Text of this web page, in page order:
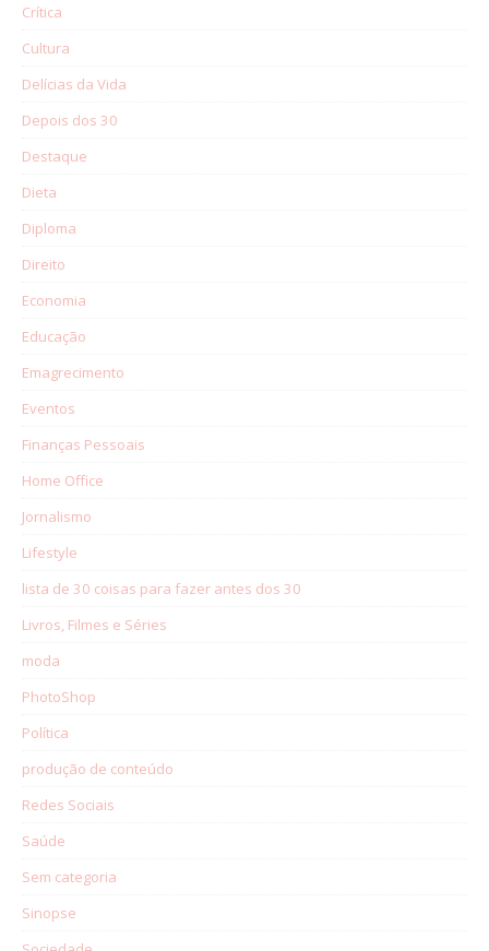
Crítica
Cultura
Delícias da Vida
Depois dos 30
Destaque
Dieta
Diploma
Direito
Economia
Educação
Emagrecimento
Eventos
Finanças Pessoais
Home Office
Jornalismo
Lifestyle
lista de 30 coisas para fazer antes dos 30
Livros, Filmes e Séries
moda
PhotoShop
Política
produção de conteúdo
Redes Sociais
Saúde
Sem categoria
Sinopse